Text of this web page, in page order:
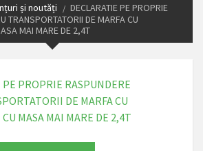
și noutăți
DECLARATIE PE PROPRIE
TRANSPORTATORII DE MARFA CU
MAI MARE DE 2,4T
PE PROPRIE RASPUNDERE
DE MARFA CU
MASA MAI MARE DE 2,4T